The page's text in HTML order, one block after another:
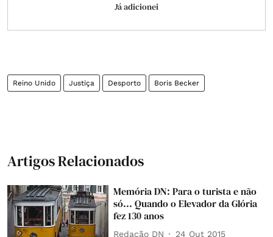
Já adicionei
Reino Unido Justiça Desporto Boris Becker
Artigos Relacionados
Memória DN: Para o turista e não
só... Quando o Elevador da Glória
fez 130 anos
Redação DN 24 Out 2015